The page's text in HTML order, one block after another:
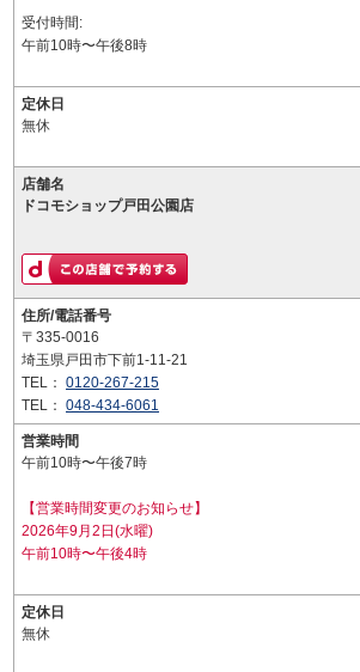
受付時間:
午前10時〜午後8時
定休日
無休
店舗名
ドコモショップ戸田公園店
住所/電話番号
〒335-0016
埼玉県戸田市下前1-11-21
TEL： 0120-267-215
TEL： 048-434-6061
営業時間
午前10時〜午後7時
【営業時間変更のお知らせ】
2026年9月2日(水曜)
午前10時〜午後4時
定休日
無休